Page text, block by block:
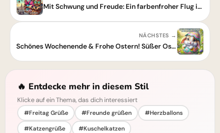
Mit Schwung und Freude: Ein farbenfroher Flug ins Traum-Wochenende!
NÄCHSTES →
Schönes Wochenende & Frohe Ostern! Süßer Osterhase wünscht dir einen tollen Start
🔥 Entdecke mehr in diesem Stil
Klicke auf ein Thema, das dich interessiert
#Freitag Grüße #Freunde grüßen
#Herzballons
#Katzengrüße
#Kuschelkatzen